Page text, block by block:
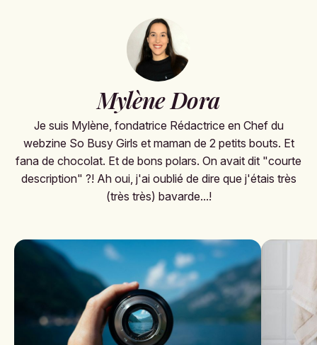
Mylène Dora
Je suis Mylène, fondatrice Rédactrice en Chef du
webzine So Busy Girls et maman de 2 petits bouts. Et
fana de chocolat. Et de bons polars. On avait dit "courte
description" ?! Ah oui, j'ai oublié de dire que j'étais très
(très très) bavarde...!